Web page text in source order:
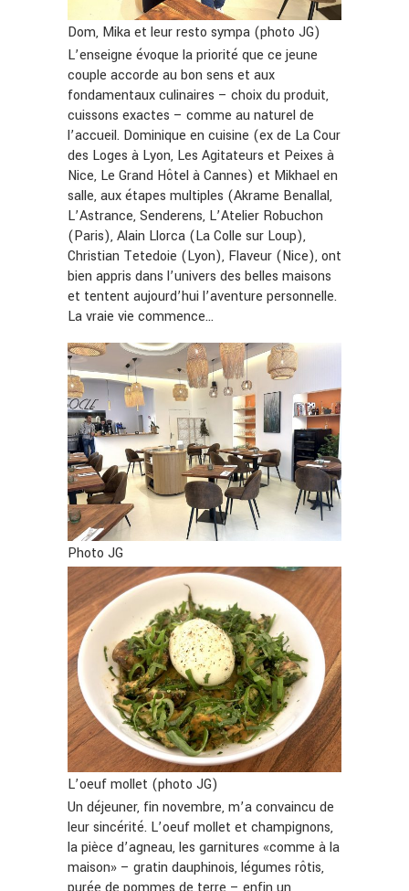
Dom, Mika et leur resto sympa (photo JG)
L’enseigne évoque la priorité que ce jeune
couple accorde au bon sens et aux
fondamentaux culinaires – choix du produit,
cuissons exactes – comme au naturel de
l’accueil. Dominique en cuisine (ex de La Cour
des Loges à Lyon, Les Agitateurs et Peixes à
Nice, Le Grand Hôtel à Cannes) et Mikhael en
salle, aux étapes multiples (Akrame Benallal,
L’Astrance, Senderens, L’Atelier Robuchon
(Paris), Alain Llorca (La Colle sur Loup),
Christian Tetedoie (Lyon), Flaveur (Nice), ont
bien appris dans l’univers des belles maisons
et tentent aujourd’hui l’aventure personnelle.
La vraie vie commence…
Photo JG
L’oeuf mollet (photo JG)
Un déjeuner, fin novembre, m’a convaincu de
leur sincérité. L’oeuf mollet et champignons,
la pièce d’agneau, les garnitures «comme à la
maison» – gratin dauphinois, légumes rôtis,